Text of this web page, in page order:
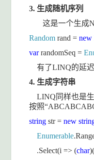
3. 生成随机序列
这是一个生成N
Random rand = new
varrandomSeq =
有了LINQ的延
4. 生成字符串
LINQ 同样也是
按照“
string str = new
Enumerable
.Select(i => (char)(